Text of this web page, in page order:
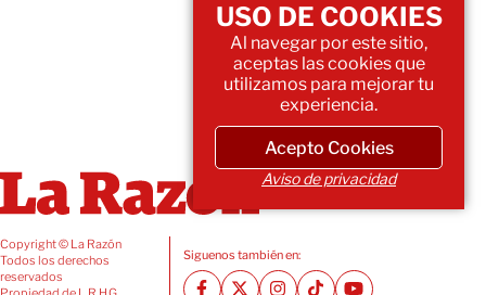
Copyright © La Razón
Todos los derechos
reservados
Siguenos también en:
USO DE COOKIES
Al navegar por este sitio,
aceptas las cookies que
utilizamos para mejorar tu
experiencia.
Acepto Cookies
Aviso de privacidad